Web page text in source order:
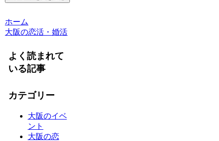
ホーム
大阪の恋活・婚活
よく読まれて
いる記事
カテゴリー
大阪のイベ
ント
大阪の恋